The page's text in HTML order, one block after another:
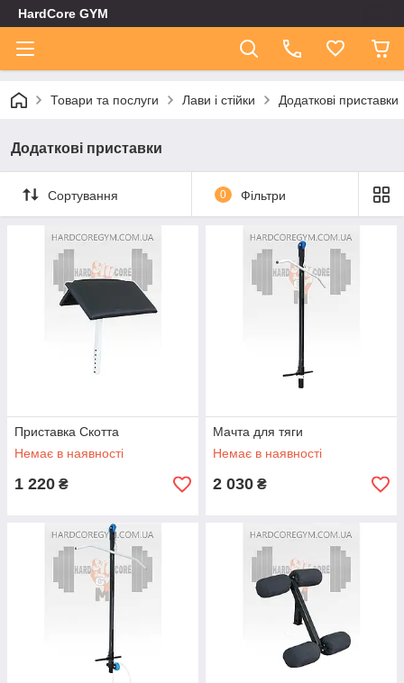
HardCore GYM
Товари та послуги Лави і стійки Додаткові приставки
Додаткові приставки
Сортування 0 Фільтри
Приставка Скотта
Немає в наявності
1 220 ₴
Мачта для тяги
Немає в наявності
2 030 ₴